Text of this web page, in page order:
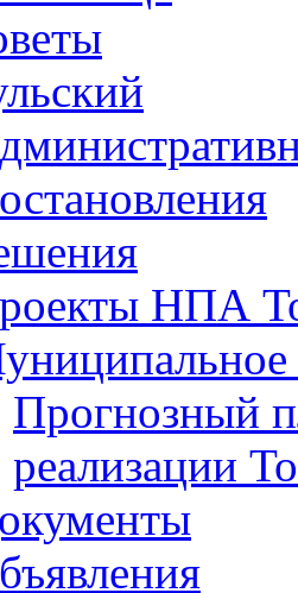
НПА
Прогнозный
реализации